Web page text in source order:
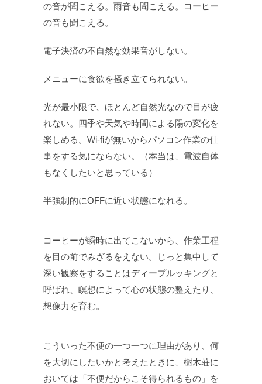
の音が聞こえる。雨音も聞こえる。コーヒー
の音も聞こえる。
電子決済の不自然な効果音がしない。
メニューに食欲を掻き立てられない。
光が最小限で、ほとんど自然光なので目が疲
れない。四季や天気や時間による陽の変化を
楽しめる。Wi-fiが無いからパソコン作業の仕
事をする気にならない。（本当は、電波自体
もなくしたいと思っている）
半強制的にOFFに近い状態になれる。
コーヒーが瞬時に出てこないから、作業工程
を目の前でみざるをえない。じっと集中して
深い観察をすることはディープルッキングと
呼ばれ、瞑想によって心の状態の整えたり、
想像力を育む。
こういった不便の一つ一つに理由があり、何
を大切にしたいかと考えたときに、樹木荘に
おいては「不便だからこそ得られるもの」を